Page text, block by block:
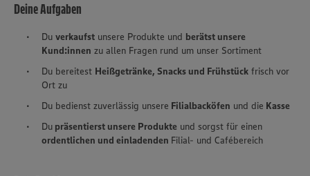
Deine Aufgaben
Du verkaufst unsere Produkte und berätst unsere
Kund:innen zu allen Fragen rund um unser Sortiment
Du bereitest Heißgetränke, Snacks und Frühstück frisch vor
Ort zu
Du bedienst zuverlässig unsere Filialbacköfen und die Kasse
Du präsentierst unsere Produkte und sorgst für einen
ordentlichen und einladenden Filial- und Cafébereich